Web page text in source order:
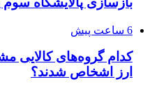
6 ساعت پیش
کدام گروه‌های کالایی
ارز اشخاص شدند؟